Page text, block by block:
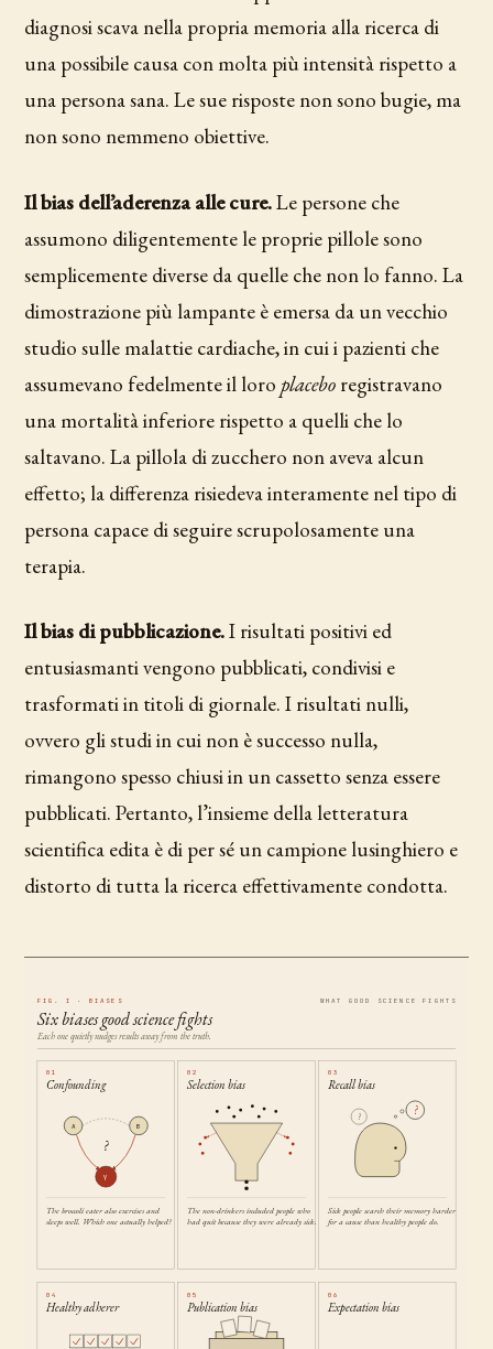
diagnosi scava nella propria memoria alla ricerca di
una possibile causa con molta più intensità rispetto a
una persona sana. Le sue risposte non sono bugie, ma
non sono nemmeno obiettive.
Il bias dell’aderenza alle cure.Le persone che
assumono diligentemente le proprie pillole sono
semplicemente diverse da quelle che non lo fanno. La
dimostrazione più lampante è emersa da un vecchio
studio sulle malattie cardiache, in cui i pazienti che
assumevano fedelmente il loro placebo registravano
una mortalità inferiore rispetto a quelli che lo
saltavano. La pillola di zucchero non aveva alcun
effetto; la differenza risiedeva interamente nel tipo di
persona capace di seguire scrupolosamente una
terapia.
Il bias di pubblicazione.I risultati positivi ed
entusiasmanti vengono pubblicati, condivisi e
trasformati in titoli di giornale. I risultati nulli,
ovvero gli studi in cui non è successo nulla,
rimangono spesso chiusi in un cassetto senza essere
pubblicati. Pertanto, l’insieme della letteratura
scientifica edita è di per sé un campione lusinghiero e
distorto di tutta la ricerca effettivamente condotta.
FIG. I · BIASES WHAT GOOD SCIENCE FIGHTS
Six biases good science fights
Each one quietly nudges results away from the truth.
01
Confounding
The broccoli eater also exercises and
sleeps well. Which one actually helped?
02
Selection bias
The non-drinkers included people who
had quit because they were already sick.
03
Recall bias
Sick people search their memory harder
for a cause than healthy people do.
04
Healthy adherer
05
Publication bias
06
Expectation bias
A B
Y
?
?
?